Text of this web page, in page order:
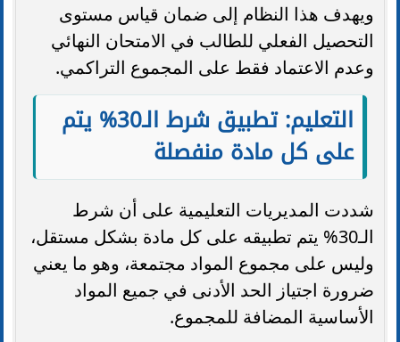
ويهدف هذا النظام إلى ضمان قياس مستوى
التحصيل الفعلي للطالب في الامتحان النهائي
وعدم الاعتماد فقط على المجموع التراكمي.
التعليم: تطبيق شرط الـ30% يتم
على كل مادة منفصلة
شددت المديريات التعليمية على أن شرط
الـ30% يتم تطبيقه على كل مادة بشكل مستقل،
وليس على مجموع المواد مجتمعة، وهو ما يعني
ضرورة اجتياز الحد الأدنى في جميع المواد
الأساسية المضافة للمجموع.